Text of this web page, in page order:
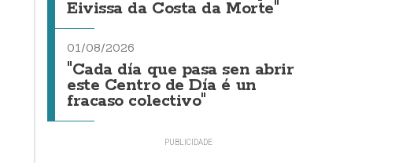
Eivissa da Costa da Morte"
01/08/2026
"Cada día que pasa sen abrir
este Centro de Día é un
fracaso colectivo"